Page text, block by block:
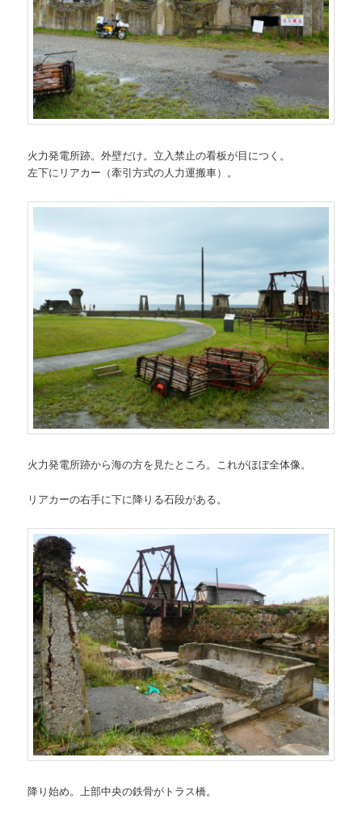
火力発電所跡。外壁だけ。立入禁止の看板が目につく。
左下にリアカー（牽引方式の人力運搬車）。
火力発電所跡から海の方を見たところ。これがほぼ全体像。
リアカーの右手に下に降りる石段がある。
降り始め。上部中央の鉄骨がトラス橋。